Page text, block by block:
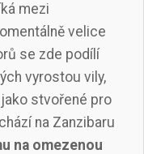
mezi
velice
se zde podílí
vyrostou vily,
stvořené pro
na Zanzibaru
na omezenou